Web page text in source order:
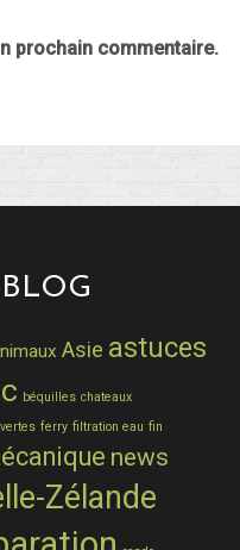
prochain commentaire.
Asie astuces
béquilles chateaux
ferry filtration eau fin
news
Zélande